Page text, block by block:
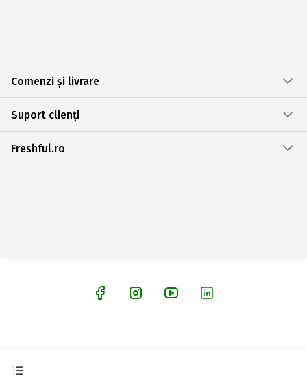
Comenzi și livrare
Suport clienți
Freshful.ro